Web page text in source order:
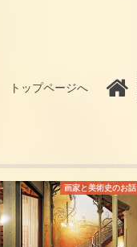
トップページへ
画家と美術史のお話